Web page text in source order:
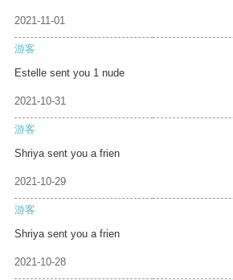
2021-11-01
游客
Estelle sent you 1 nude
2021-10-31
游客
Shriya sent you a frien
2021-10-29
游客
Shriya sent you a frien
2021-10-28